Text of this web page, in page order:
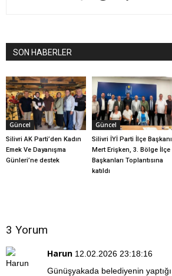
SON HABERLER
Güncel
Silivri AK Parti’den Kadın
Emek Ve Dayanışma
Günleri’ne destek
Güncel
Silivri İYİ Parti İlçe Başkanı
Mert Erişken, 3. Bölge İlçe
Başkanları Toplantısına
katıldı
3 Yorum
Harun 12.02.2026 23:18:16
Günüşyakada belediyenin